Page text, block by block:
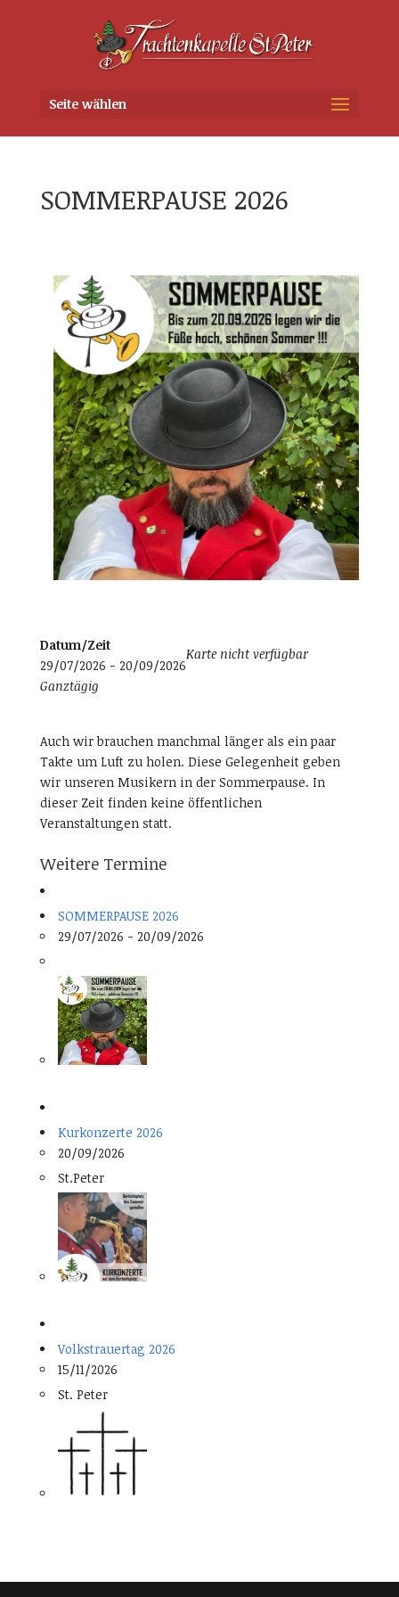
Seite wählen
SOMMERPAUSE 2026
Datum/Zeit
29/07/2026 - 20/09/2026
Ganztägig
Karte nicht verfügbar
Auch wir brauchen manchmal länger als ein paar
Takte um Luft zu holen. Diese Gelegenheit geben
wir unseren Musikern in der Sommerpause. In
dieser Zeit finden keine öffentlichen
Veranstaltungen statt.
Weitere Termine
SOMMERPAUSE 2026
29/07/2026 - 20/09/2026
Kurkonzerte 2026
20/09/2026
St.Peter
Volkstrauertag 2026
15/11/2026
St. Peter